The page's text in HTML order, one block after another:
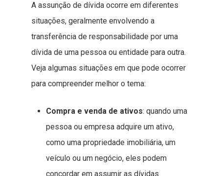
A assunção de dívida ocorre em diferentes
situações, geralmente envolvendo a
transferência de responsabilidade por uma
dívida de uma pessoa ou entidade para outra.
Veja algumas situações em que pode ocorrer
para compreender melhor o tema:
Compra e venda de ativos: quando uma
pessoa ou empresa adquire um ativo,
como uma propriedade imobiliária, um
veículo ou um negócio, eles podem
concordar em assumir as dívidas